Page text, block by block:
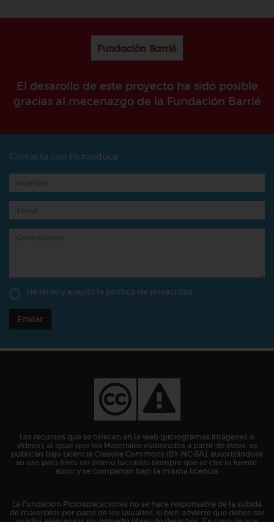
El desarollo de este proyecto ha sido posible
gracias al mecenazgo de la Fundación Barrié
Contacta con Pictoeduca
He leído y acepto la política de privacidad
Enviar
Los recursos que se ofrecen en la web (pictogramas,imágenes o
vídeos), al igual que los Materiales elaborados a partir de éstos, se
publican bajo Licencia Creative Commons (BY-NC-SA), autorizándose
su uso para fines sin ánimo lucrativo siempre que se cite la fuente,
autor y se compartan bajo la misma licencia.
La Fundación Pictoaplicaciones no se hace responsable de la subida
de materiales por parte de los usuarios, si bien advierte que deben ser